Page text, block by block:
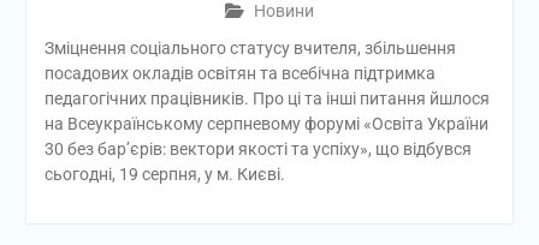
Новини
Зміцнення соціального статусу вчителя, збільшення
посадових окладів освітян та всебічна підтримка
педагогічних працівників. Про ці та інші питання йшлося
на Всеукраїнському серпневому форумі «Освіта України
30 без бар’єрів: вектори якості та успіху», що відбувся
сьогодні, 19 серпня, у м. Києві.